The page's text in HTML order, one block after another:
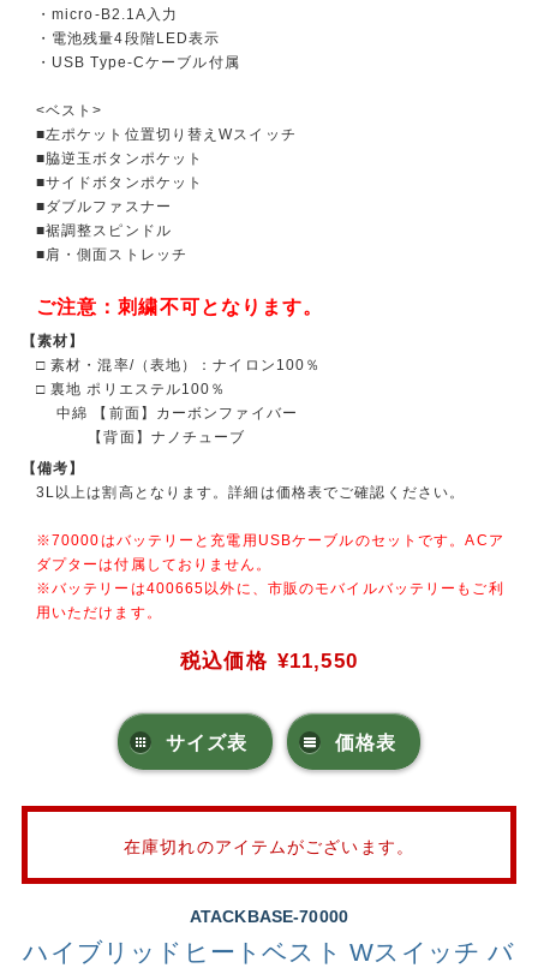
・micro-B2.1A入力
・電池残量4段階LED表示
・USB Type-Cケーブル付属
<ベスト>
■左ポケット位置切り替えWスイッチ
■脇逆玉ボタンポケット
■サイドボタンポケット
■ダブルファスナー
■裾調整スピンドル
■肩・側面ストレッチ
ご注意：刺繍不可となります。
【素材】
□ 素材・混率/（表地）：ナイロン100％
□ 裏地 ポリエステル100％
中綿 【前面】カーボンファイバー
【背面】ナノチューブ
【備考】
3L以上は割高となります。詳細は価格表でご確認ください。
※70000はバッテリーと充電用USBケーブルのセットです。ACア
ダプターは付属しておりません。
※バッテリーは400665以外に、市販のモバイルバッテリーもご利
用いただけます。
税込価格 ¥11,550
サイズ表 価格表
在庫切れのアイテムがございます。
ATACKBASE-70000
ハイブリッドヒートベスト Wスイッチ バ